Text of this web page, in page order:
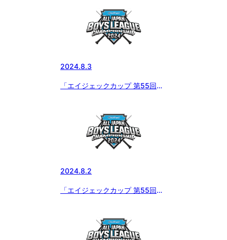
2024.8.3
「エイジェックカップ 第55回日
2024.8.2
「エイジェックカップ 第55回日